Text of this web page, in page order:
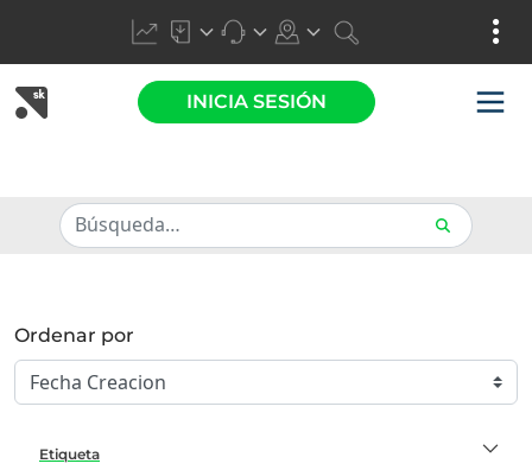
INICIA SESIÓN
Ordenar por
Etiqueta